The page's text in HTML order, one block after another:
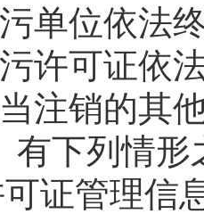
污单位依法
污许可证依
当注销的其
有下列情形
证管理信